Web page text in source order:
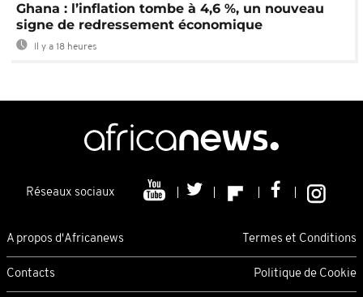
Ghana : l’inflation tombe à 4,6 %, un nouveau
signe de redressement économique
Il y a 18 heures
Réseaux sociaux
A propos d'Africanews Termes et Conditions
Contacts Politique de Cookie